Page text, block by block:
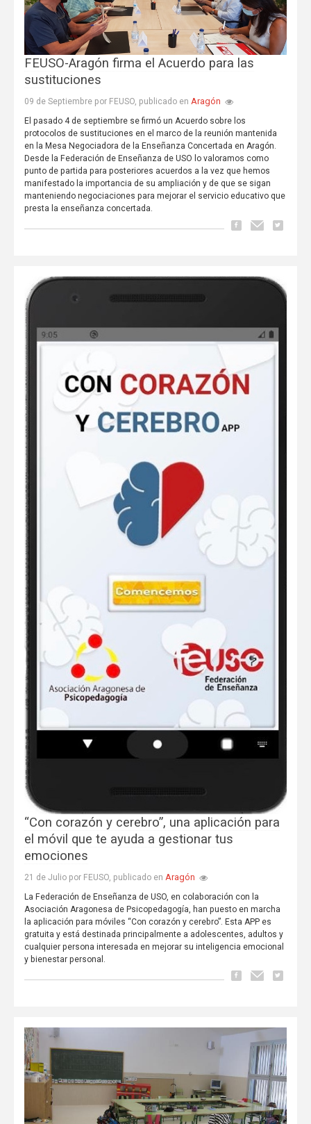
FEUSO-Aragón firma el Acuerdo para las
sustituciones
09 de Septiembre por FEUSO, publicado en Aragón
El pasado 4 de septiembre se firmó un Acuerdo sobre los
protocolos de sustituciones en el marco de la reunión mantenida
en la Mesa Negociadora de la Enseñanza Concertada en Aragón.
Desde la Federación de Enseñanza de USO lo valoramos como
punto de partida para posteriores acuerdos a la vez que hemos
manifestado la importancia de su ampliación y de que se sigan
manteniendo negociaciones para mejorar el servicio educativo que
presta la enseñanza concertada.
“Con corazón y cerebro”, una aplicación para
el móvil que te ayuda a gestionar tus
emociones
21 de Julio por FEUSO, publicado en Aragón
La Federación de Enseñanza de USO, en colaboración con la
Asociación Aragonesa de Psicopedagogía, han puesto en marcha
la aplicación para móviles “Con corazón y cerebro”. Esta APP es
gratuita y está destinada principalmente a adolescentes, adultos y
cualquier persona interesada en mejorar su inteligencia emocional
y bienestar personal.